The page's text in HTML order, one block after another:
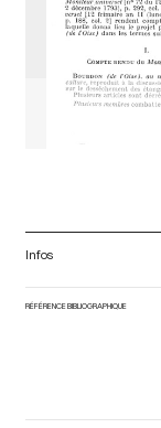
Infos
RÉFÉRENCE BIBLIOGRAPHIQUE